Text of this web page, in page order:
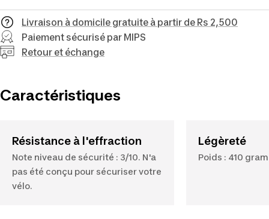
Livraison à domicile gratuite à partir de Rs 2,500
Paiement sécurisé par MIPS
Retour et échange
Caractéristiques
Résistance à l'effraction
Note niveau de sécurité : 3/10. N'a
pas été conçu pour sécuriser votre
vélo.
Légèreté
Poids : 410